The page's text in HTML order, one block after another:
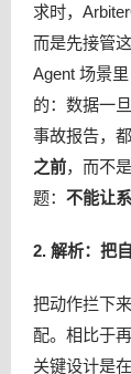
求时，
而是先接管
Agent 场景
的：数据一
事故报告，
之前，而不
题： 不能让
2. 解析：把
把动作拦下
配。相比于
关键设计是